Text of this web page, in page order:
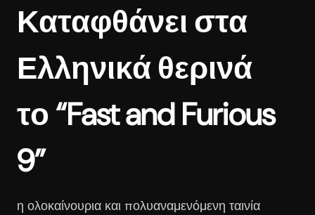
Καταφθάνει στα
Ελληνικά θερινά
το “Fast and Furious
9”
η ολοκαίνουρια και πολυαναμενόμενη ταινία